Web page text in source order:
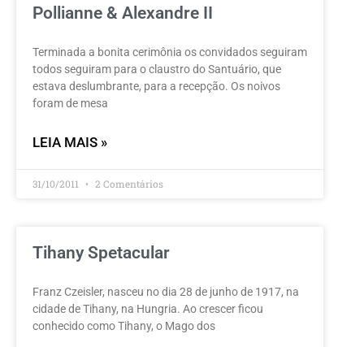
Pollianne & Alexandre II
Terminada a bonita cerimônia os convidados seguiram
todos seguiram para o claustro do Santuário, que
estava deslumbrante, para a recepção. Os noivos
foram de mesa
LEIA MAIS »
31/10/2011 2 Comentários
Tihany Spetacular
Franz Czeisler, nasceu no dia 28 de junho de 1917, na
cidade de Tihany, na Hungria. Ao crescer ficou
conhecido como Tihany, o Mago dos